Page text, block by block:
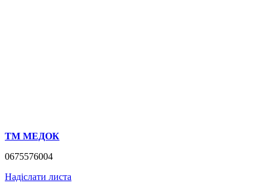
ТМ МЕДОК
0675576004
Надіслати листа